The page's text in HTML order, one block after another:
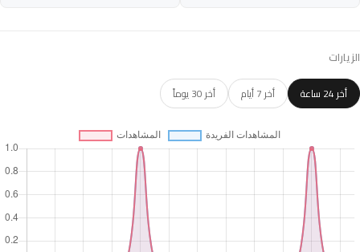
الزيارات
أخر 24 ساعة أخر 7 أيام أخر 30 يوماً